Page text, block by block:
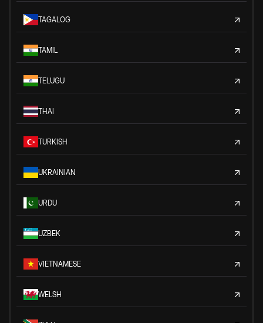
TAGALOG
TAMIL
TELUGU
THAI
TURKISH
UKRAINIAN
URDU
UZBEK
VIETNAMESE
WELSH